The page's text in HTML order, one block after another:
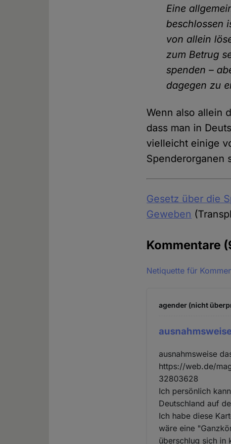
Eine
beschlossen
von allein
zum Betrug
spenden –
dagegen zu
Wenn also allein
dass man in
vielleicht einige
Spenderorganen
Gesetz über die
Geweben
Kommentare
Netiquette für
agender (nicht
ausnahmsweise
https://web.de/
32803628
Ich persönlich
Deutschland auf
Ich habe diese
wäre eine
überschlug sich in